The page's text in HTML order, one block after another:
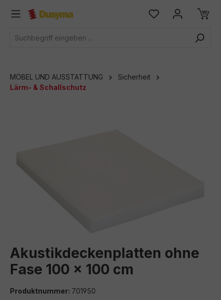
springen
MÖBEL UND AUSSTATTUNG
Sicherheit
Lärm- & Schallschutz
Akustikdeckenplatten ohne
Fase 100 x 100 cm
Produktnummer: 701950